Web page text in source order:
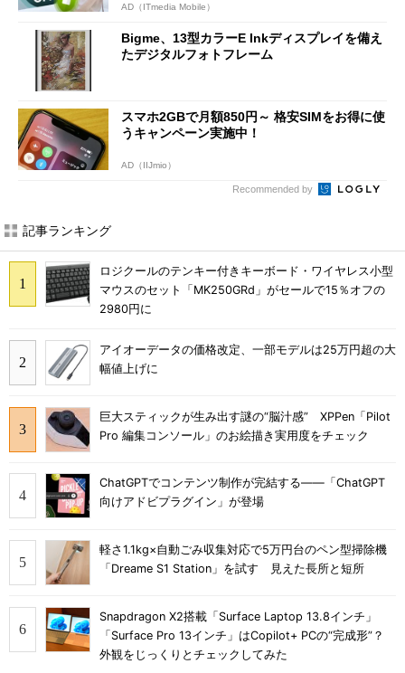
AD（ITmedia Mobile）
Bigme、13型カラーE Inkディスプレイを備え
たデジタルフォトフレーム
スマホ2GBで月額850円～ 格安SIMをお得に使
うキャンペーン実施中！
AD（IIJmio）
Recommended by
記事ランキング
ロジクールのテンキー付きキーボード・ワイヤレス小型
マウスのセット「MK250GRd」がセールで15％オフの
2980円に
アイオーデータの価格改定、一部モデルは25万円超の大
幅値上げに
巨大スティックが生み出す謎の“脳汁感” XPPen「Pilot
Pro 編集コンソール」のお絵描き実用度をチェック
ChatGPTでコンテンツ制作が完結する――「ChatGPT
向けアドビプラグイン」が登場
軽さ1.1kg×自動ごみ収集対応で5万円台のペン型掃除機
「Dreame S1 Station」を試す 見えた長所と短所
Snapdragon X2搭載「Surface Laptop 13.8インチ」
「Surface Pro 13インチ」はCopilot+ PCの“完成形”？
外観をじっくりとチェックしてみた